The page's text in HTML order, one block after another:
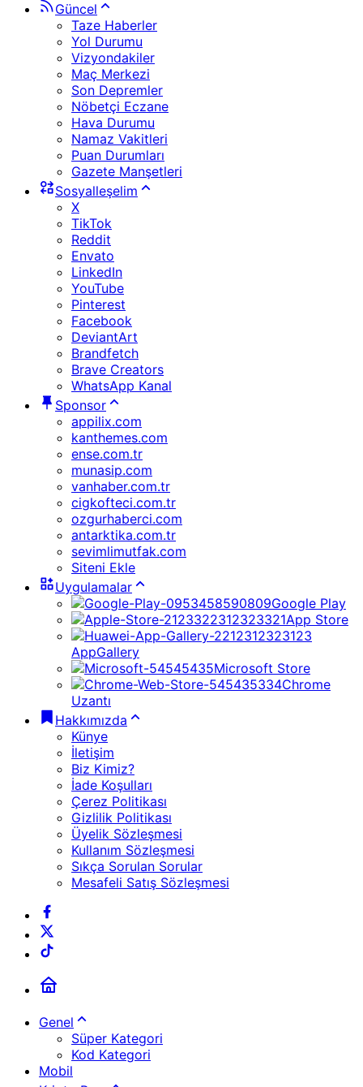
Güncel
Taze Haberler
Yol Durumu
Vizyondakiler
Maç Merkezi
Son Depremler
Nöbetçi Eczane
Hava Durumu
Namaz Vakitleri
Puan Durumları
Gazete Manşetleri
Sosyalleşelim
X
TikTok
Reddit
Envato
LinkedIn
YouTube
Pinterest
Facebook
DeviantArt
Brandfetch
Brave Creators
WhatsApp Kanal
Sponsor
appilix.com
kanthemes.com
ense.com.tr
munasip.com
vanhaber.com.tr
cigkofteci.com.tr
ozgurhaberci.com
antarktika.com.tr
sevimlimutfak.com
Siteni Ekle
Uygulamalar
Google Play
App Store
AppGallery
Microsoft Store
Chrome
Uzantı
Hakkımızda
Künye
İletişim
Biz Kimiz?
İade Koşulları
Çerez Politikası
Gizlilik Politikası
Üyelik Sözleşmesi
Kullanım Sözleşmesi
Sıkça Sorulan Sorular
Mesafeli Satış Sözleşmesi
Genel
Süper Kategori
Kod Kategori
Mobil